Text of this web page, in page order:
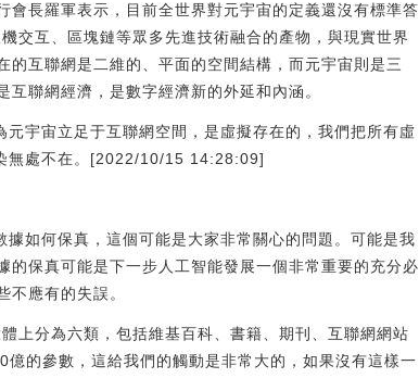
長羅軍表示，目前全世界對元宇宙的定義還沒有標準答
交互、區塊鏈等眾多先進技術融合的產物，與現實世界
互聯網是二維的、平面的空間結構，而元宇宙則是三
聯網經濟，是數字經濟新的外延和內涵。
宇宙立足于互聯網空間，是虛擬存在的，我們把所有虛
無處不在。[2022/10/15 14:28:09]
如何保真，這個可能是大家非常關心的問題。可能是我
保真可能是下一步人工智能發展一個非常重要的充分必
應有的失誤。
上分為六類，包括維基百科、書籍、期刊、互聯網網站
的參數，這給我們的觸動是非常大的，如果沒有這樣一